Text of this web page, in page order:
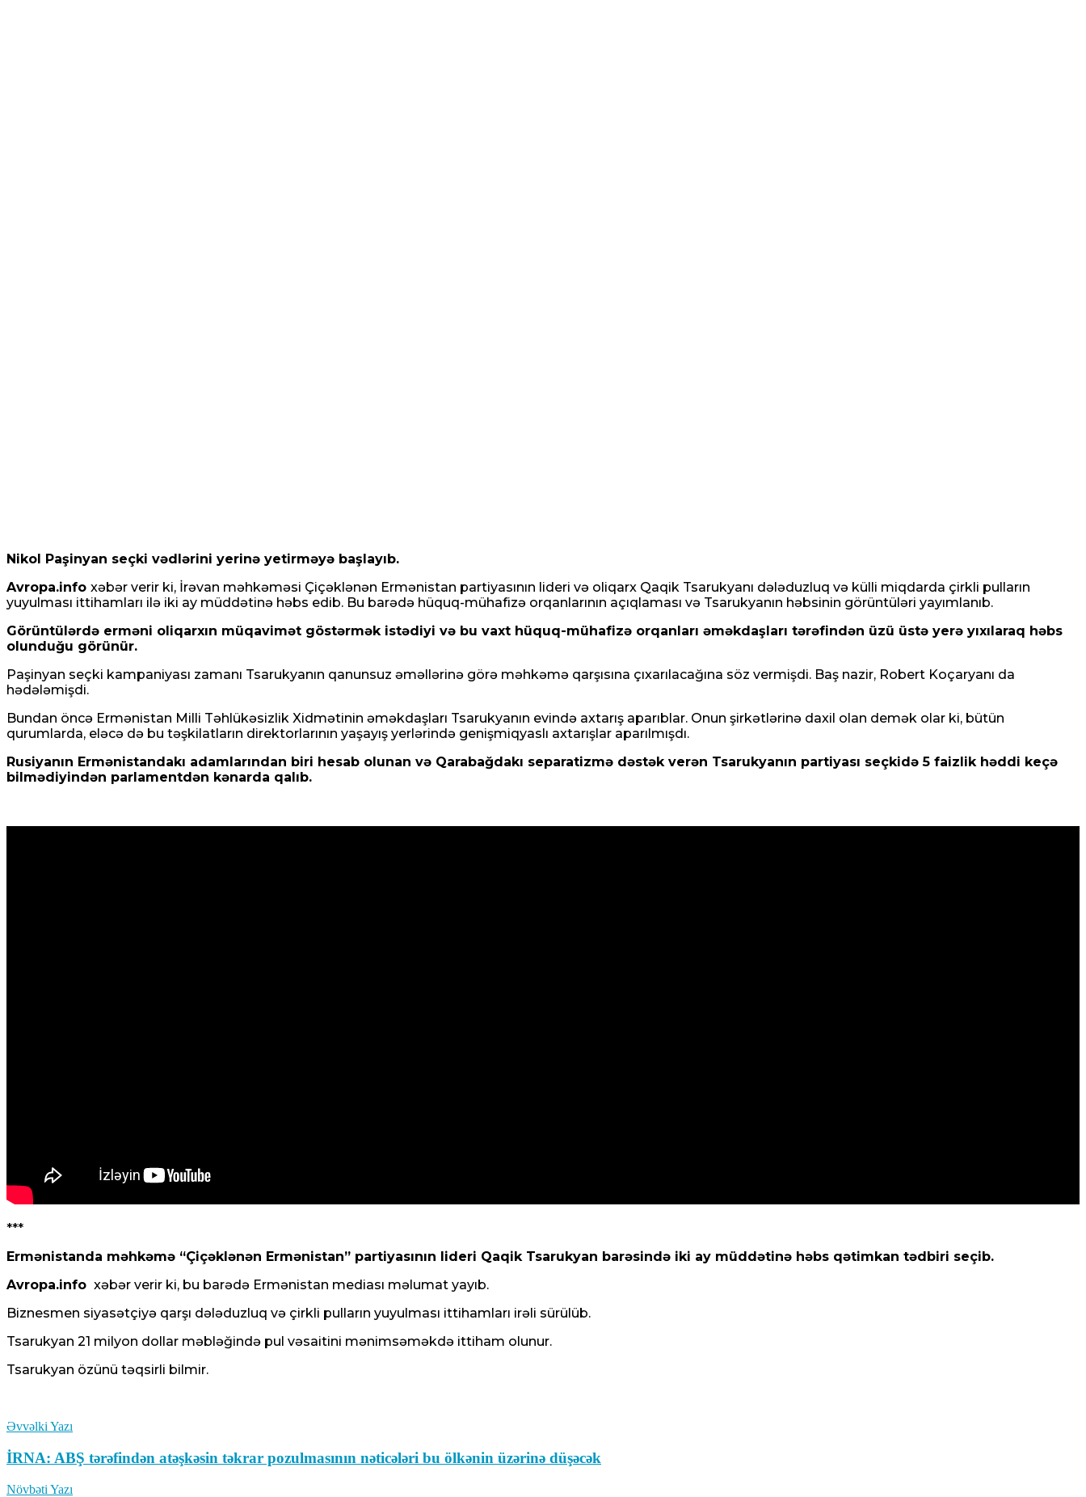
Nikol Paşinyan seçki vədlərini yerinə yetirməyə başlayıb.
Avropa.info xəbər verir ki, İrəvan məhkəməsi Çiçəklənən Ermənistan partiyasının lideri və oliqarx Qaqik Tsarukyanı dələduzluq və külli miqdarda çirkli pulların
yuyulması ittihamları ilə iki ay müddətinə həbs edib. Bu barədə hüquq-mühafizə orqanlarının açıqlaması və Tsarukyanın həbsinin görüntüləri yayımlanıb.
Görüntülərdə erməni oliqarxın müqavimət göstərmək istədiyi və bu vaxt hüquq-mühafizə orqanları əməkdaşları tərəfindən üzü üstə yerə yıxılaraq həbs
olunduğu görünür.
Paşinyan seçki kampaniyası zamanı Tsarukyanın qanunsuz əməllərinə görə məhkəmə qarşısına çıxarılacağına söz vermişdi. Baş nazir, Robert Koçaryanı da
hədələmişdi.
Bundan öncə Ermənistan Milli Təhlükəsizlik Xidmətinin əməkdaşları Tsarukyanın evində axtarış aparıblar. Onun şirkətlərinə daxil olan demək olar ki, bütün
qurumlarda, eləcə də bu təşkilatların direktorlarının yaşayış yerlərində genişmiqyaslı axtarışlar aparılmışdı.
Rusiyanın Ermənistandakı adamlarından biri hesab olunan və Qarabağdakı separatizmə dəstək verən Tsarukyanın partiyası seçkidə 5 faizlik həddi keçə
bilmədiyindən parlamentdən kənarda qalıb.
***
Ermənistanda məhkəmə “Çiçəklənən Ermənistan” partiyasının lideri Qaqik Tsarukyan barəsində iki ay müddətinə həbs qətimkan tədbiri seçib.
Avropa.info xəbər verir ki, bu barədə Ermənistan mediası məlumat yayıb.
Biznesmen siyasətçiyə qarşı dələduzluq və çirkli pulların yuyulması ittihamları irəli sürülüb.
Tsarukyan 21 milyon dollar məbləğində pul vəsaitini mənimsəməkdə ittiham olunur.
Tsarukyan özünü təqsirli bilmir.
Əvvəlki Yazı
İRNA: ABŞ tərəfindən atəşkəsin təkrar pozulmasının nəticələri bu ölkənin üzərinə düşəcək
Növbəti Yazı